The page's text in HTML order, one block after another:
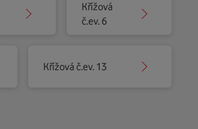
Křížová
č.ev. 6
Křížová č.ev. 13